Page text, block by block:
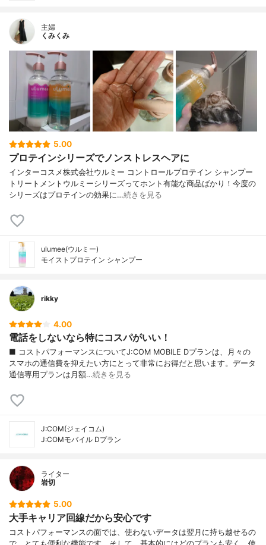
主婦
くみくみ
5.00
プロテインシリーズでノンストレスヘアに
インターコスメ株式会社ウルミー コントロールプロテイン シャンプー
トリートメントウルミーシリーズってホント有能な商品ばかり！今度の
シリーズはプロテインの効果に…続きを見る
ulumee(ウルミー)
モイストプロテイン シャンプー
rikky
4.00
電話をしないなら特にコスパがいい！
■ コストパフォーマンスについてJ:COM MOBILE Dプランは、月々の
スマホの通信費を抑えたい方にとって非常にお得だと思います。データ
通信専用プランは月額…続きを見る
J:COM(ジェイコム)
J:COMモバイル Dプラン
ライター
岩切
5.00
大手キャリア回線だから安心です
コストパフォーマンスの面では、使わないデータは翌月に持ち越せるの